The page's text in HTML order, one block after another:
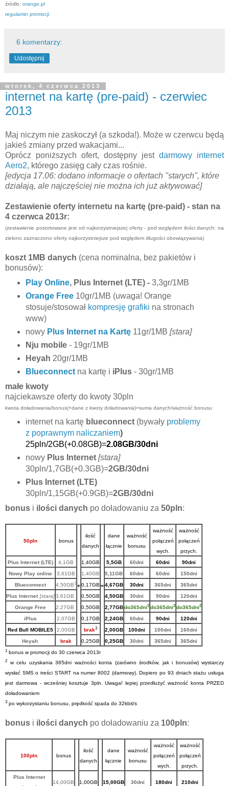
źródło: orange.pl
regulamin promocji
6 komentarzy:
Udostępnij
wtorek, 4 czerwca 2013
internet na kartę (pre-paid) - czerwiec
2013
Maj niczym nie zaskoczył (a szkoda!). Może w czerwcu będą
jakieś zmiany przed wakacjami...
Oprócz poniższych ofert, dostępny jest darmowy internet
Aero2, którego zasięg cały czas rośnie.
[edycja 17.06: dodano informacje o ofertach "starych", które
działają, ale najczęściej nie można ich już aktywować]
Zestawienie oferty internetu na kartę (pre-paid) - stan na
4 czerwca 2013r:
(zestawienie posortowane jest od najkorzystniejszej oferty - pod względem ilości danych; na
zielono zaznaczono oferty najkorzystniejsze pod względem długości obowiązywania)
koszt 1MB danych (cena nominalna, bez pakietów i
bonusów):
Play Online, Plus Internet (LTE) - 3,3gr/1MB
Orange Free 10gr/1MB (uwaga! Orange
stosuje/stosował kompresję grafiki na stronach
www)
nowy Plus Internet na Kartę11gr/1MB [stara]
Nju mobile- 19gr/1MB
Heyah 20gr/1MB
Blueconnect na kartę i iPlus - 30gr/1MB
małe kwoty
najciekawsze oferty do kwoty 30pln
kwota doładowania/bonus(+dane z kwoty doładowania)=suma danych/ważność bonusu
internet na kartę blueconnect (bywały problemy
z poprawnym naliczaniem)
25pln/2GB(+0.08GB)=2.08GB/30dni
nowy Plus Internet [stara]
30pln/1,7GB(+0.3GB)=2GB/30dni
Plus Internet (LTE)
30pln/1,15GB(+0.9GB)=2GB/30dni
bonus i ilości danych po doładowaniu za 50pln:
50pln bonus
+
ilość
danych
=
dane
łącznie
ważność
bonusu
ważność
połączeń
wych.
ważność
połączeń
przych.
Plus Internet (LTE)
4,1GB 1,40GB 5, 5GB 60dni 60dni 90dni
Nowy Play online
3,61GB 1,40GB 5,11GB 60dni 60dni
150dni
Blueconnect
4,50GB1 0,17GB 4,67GB 30dni 365dni
365dni
Plus Internet [stara]3,61GB 0,50GB 4,50GB 30dni 90dni
120dni
Orange Free
2,27GB 0,50GB 2, 77GBdo365dni2 do365dni2 do365dni2
iPlus 2,07GB 0 ,17GB 2, 24GB 60dni 90dni 120dni
Red Bull MOBILE5
2,00GB brak3 2,00GB 100dni 100dni
160dni
Heyah
brak 0,25GB 0,25GB 30dni 365dni 365dni
1 bonus w promocji do 30 czerwca 2013r
2 w celu uzyskania 365dni ważności konta (zarówno środków, jak i bonusów) wystarczy
wysłać SMS o treści START na numer 8002 (darmowy). Dopiero po 93 dniach stażu usługa
jest darmowa - wcześniej kosztuje 3pln. Uwaga! lepiej przedłużyć ważność konta PRZED
doładowaniem
3 po wykorzystaniu bonusu, prędkość spada do 32kbit/s
bonus i ilości danych po doładowaniu za 100pln:
100pln bonus
ilość
danych
dane
łącznie
ważność
bonusu
ważność
połączeń
wych.
ważność
połączeń
przych.
Plus Internet
14,00GB 1,00GB 15,00GB 30dni 180dni 210dni